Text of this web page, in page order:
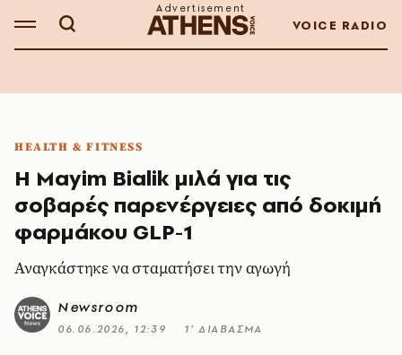
VOICE RADIO
HEALTH & FITNESS
Η Mayim Bialik μιλά για τις
σοβαρές παρενέργειες από δοκιμή
φαρμάκου GLP-1
Αναγκάστηκε να σταματήσει την αγωγή
Newsroom
06.06.2026, 12:39 1’ ΔΙΑΒΑΣΜΑ